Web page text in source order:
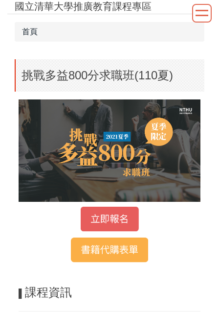
國立清華大學推廣教育課程專區
首頁
挑戰多益800分求職班(110夏)
課程資訊